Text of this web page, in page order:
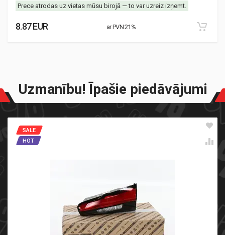
Prece atrodas uz vietas mūsu birojā — to var uzreiz izņemt.
8.87 EUR ar PVN 21%
Uzmanību! Īpašie piedāvājumi
SALE
HOT